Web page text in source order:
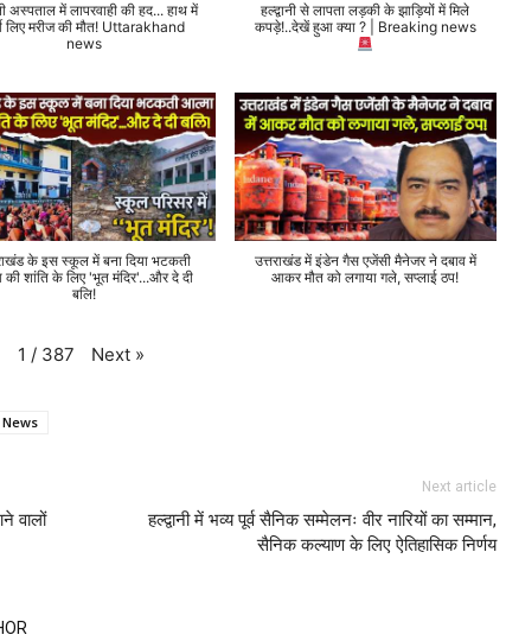
अस्पताल में लापरवाही की हद... हाथ में
लिए मरीज की मौत! Uttarakhand
news
हल्द्वानी से लापता लड़की के झाड़ियों में मिले
कपड़े!..देखें हुआ क्या ? | Breaking news
के इस स्कूल में बना दिया भटकती
की शांति के लिए 'भूत मंदिर'...और दे दी
बलि!
उत्तराखंड में इंडेन गैस एजेंसी मैनेजर ने दबाव में
आकर मौत को लगाया गले, सप्लाई ठप!
1 / 387 Next »
वालों
Next article
हल्द्वानी में भव्य पूर्व सैनिक सम्मेलनः वीर नारियों का सम्मान,
सैनिक कल्याण के लिए ऐतिहासिक निर्णय